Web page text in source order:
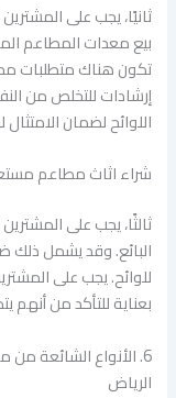
ثانيًا، يجب على
بيع معدات المطاعم
تكون هناك متطلبات
إرشادات للتخلص من
اللوائح لضمان الامتثال
شراء اثاث مطاعم
ثالثًا، يجب على
البائع. وقد يشمل ذلك
للوائح. يجب على
بعناية للتأكد من أنهم
6. الأنواع الشائعة
الرياض